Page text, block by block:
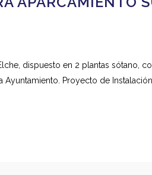
dispuesto en 2 plantas sótano,
Proyecto de